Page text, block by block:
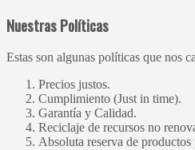
Nuestras Políticas
Estas son algunas políticas que nos
Precios justos.
Cumplimiento (Just in time).
Garantía y Calidad.
Reciclaje de recursos no
Absoluta reserva de